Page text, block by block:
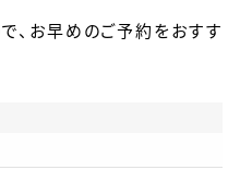
、お早めのご予約をおすす